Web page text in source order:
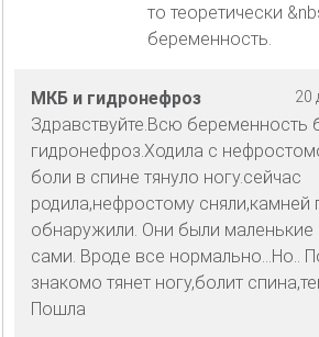
то теоретически
беременность.
20
МКБ и гидронефроз
Здравствуйте.Всю беременность
гидронефроз.Ходила с
боли в спине тянуло ногу.сейчас
родила,нефростому сняли,камней
обнаружили. Они были
сами. Вроде все нормально...Но..
знакомо тянет ногу,болит
Пошла